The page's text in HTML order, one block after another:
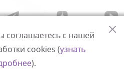
соглашаетесь с нашей
cookies (узнать
).